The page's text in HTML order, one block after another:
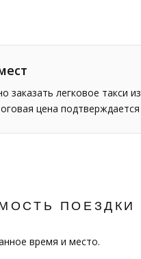
легковое такси
цена
ПОЕЗДКИ
время и место.